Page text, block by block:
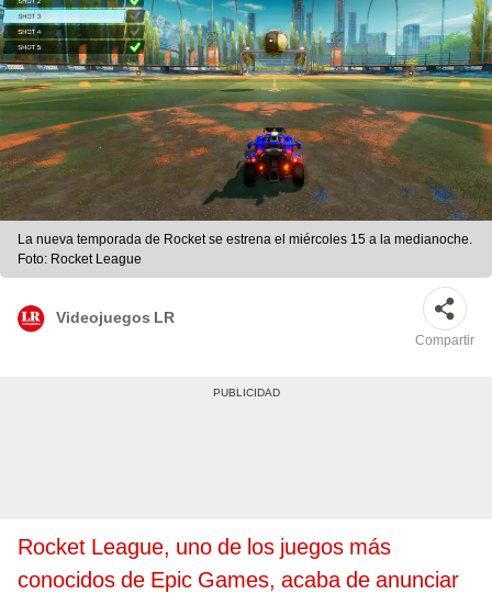
La nueva temporada de Rocket se estrena el miércoles 15 a la medianoche.
Foto: Rocket League
Videojuegos LR
Compartir
Rocket League, uno de los juegos más
conocidos de Epic Games, acaba de anunciar